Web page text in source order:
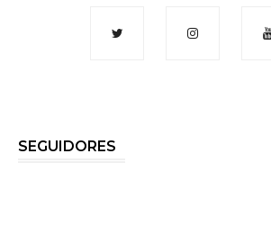
SEGUIDORES